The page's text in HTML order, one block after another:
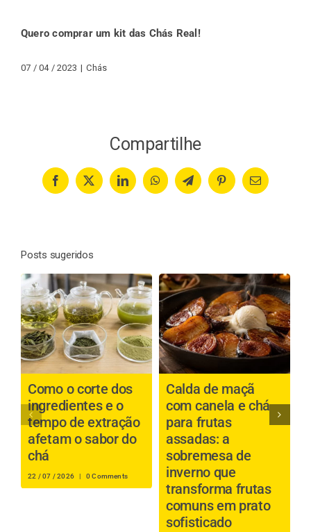
Quero comprar um kit das Chás Real!
07 / 04 / 2023 | Chás
Compartilhe
Facebook
X LinkedInWhatsAppTelegramPinterestEmail
Posts sugeridos
Como o corte dos
ingredientes e o
tempo de extração
afetam o sabor do
chá
22 / 07 / 2026 0 Comments
Calda de maçã
com canela e chá
para frutas
assadas: a
sobremesa de
inverno que
transforma frutas
comuns em prato
sofisticado